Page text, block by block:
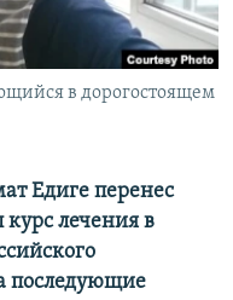
в дорогостоящем
Едиге перенес
лечения в
последующие